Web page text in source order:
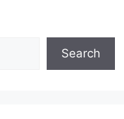
Search